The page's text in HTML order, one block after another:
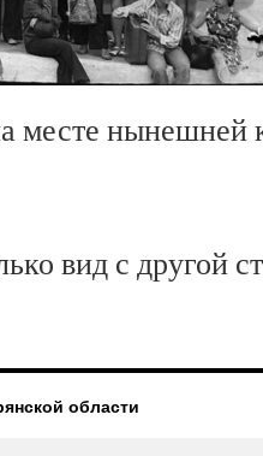
месте нынешней
вид с другой
области